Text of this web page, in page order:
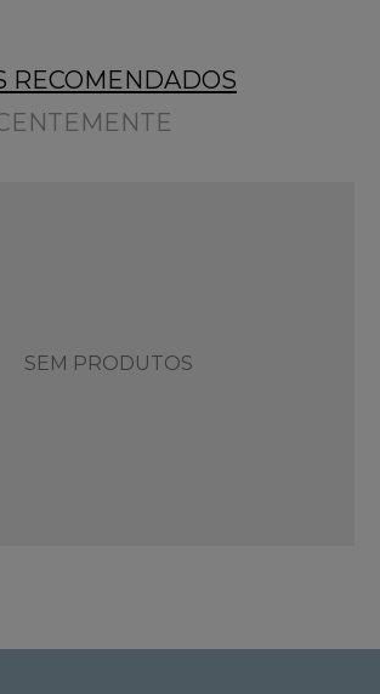
RECOMENDADOS
SEM PRODUTOS